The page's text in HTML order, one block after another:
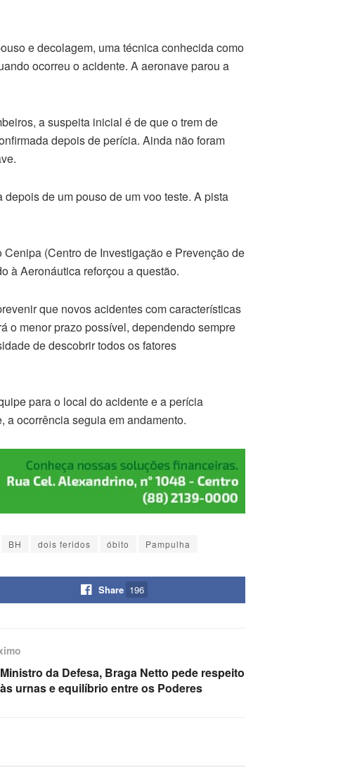
e decolagem, uma técnica conhecida como
ocorreu o acidente. A aeronave parou a
a suspeita inicial é de que o trem de
depois de perícia. Ainda não foram
de um pouso de um voo teste. A pista
(Centro de Investigação e Prevenção de
à Aeronáutica reforçou a questão.
que novos acidentes com características
o menor prazo possível, dependendo sempre
de descobrir todos os fatores
para o local do acidente e a perícia
a ocorrência seguia em andamento.
BH dois feridos óbito Pampulha
Share 196
Ministro da Defesa, Braga Netto pede respeito
às urnas e equilíbrio entre os Poderes